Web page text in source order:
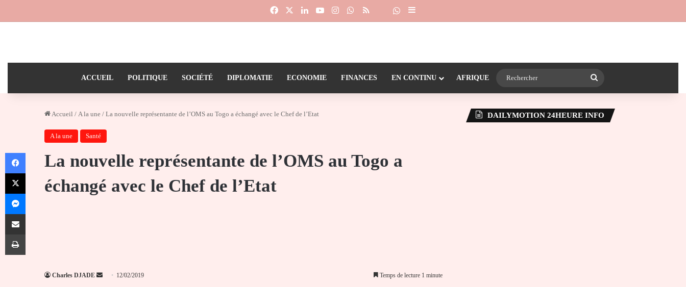
FacebookLinkedinYouTubeInstagramWhatsApp
RSS Dailymotion
Suivre la chaîne 24heureinfo sur WhatsApp
Sidebar (barre latérale)
ACCUEIL POLITIQUE SOCIÉTÉ DIPLOMATIE ECONOMIE FINANCES EN CONTINU AFRIQUE
Accueil / A la une / La nouvelle représentante de l’OMS au Togo a échangé avec le Chef de l’Etat
A la une Santé
La nouvelle représentante de l’OMS au Togo a
échangé avec le Chef de l’Etat
Charles DJADE
Envoyer12/02/2019 Temps de lecture 1 minute
DAILYMOTION 24HEURE INFO
Facebook
X
Messenger
Partager par email